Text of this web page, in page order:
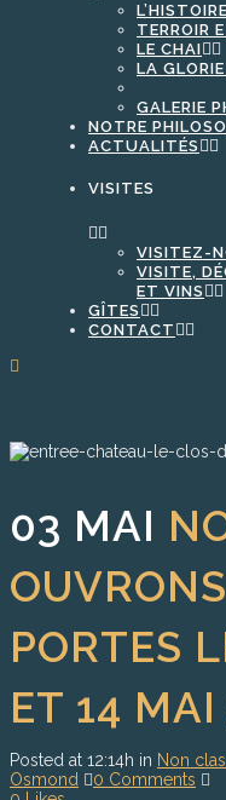
L’HISTOIRE
TERROIR
LE CHAI
LA
GALERIE
NOTRE
ACTUALITÉS
VISITES
VISITEZ-
VISITE,
ET VINS
GÎTES
CONTACT
03 MAI
PORTES
ET 14
Posted at 12:14h in Non
Osmond
0 Comments